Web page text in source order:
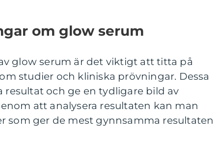
om glow serum
glow serum är det viktigt att titta på
studier och kliniska prövningar. Dessa
och ge en tydligare bild av
att analysera resultaten kan man
som ger de mest gynnsamma resultaten